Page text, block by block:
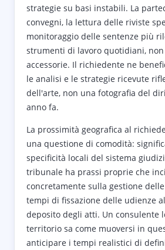
strategie su basi instabili. La
convegni, la lettura delle riviste
monitoraggio delle sentenze più
strumenti di lavoro quotidiani,
accessorie. Il richiedente ne
le analisi e le strategie ricevute
dell'arte, non una fotografia del
anno fa.
La prossimità geografica al
una questione di comodità:
specificità locali del sistema
tribunale ha prassi proprie che
concretamente sulla gestione
tempi di fissazione delle udienze
deposito degli atti. Un consulente
territorio sa come muoversi in
anticipare i tempi realistici di